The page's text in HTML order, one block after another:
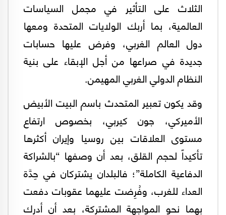
الثلاث على التأثير في مجمل السياسات
العالمية، بما أربك الولايات المتحدة ومعها
دول العالم الغربي، وفرض عليها حسابات
جديدة في صراعها من أجل الإبقاء على بنية
النظام الدولي الغربي المهيمن.
وقد يكون تعبير المتحدث باسم البيت الأبيض
الأميركي، جون كيربي، بخصوص ارتفاع
مستوى العلاقات بين روسيا وإيران أكثرها
تأكيداً لحجم القلق، بعد أن وصفها “بالشراكة
الدفاعية الكاملة”؛ فالبلدان يشتركان في حِدَّة
العداء للغرب، وفُرِضت عليهما عقوبات دفعت
بهما نحو المواجهة المشتركة، بعد أن أدرك